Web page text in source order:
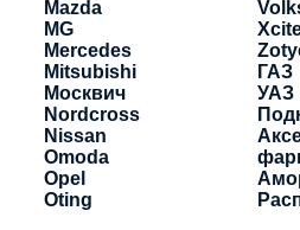
Mazda
MG
Mercedes
Mitsubishi
Москвич
Nordcross
Nissan
Omoda
Opel
Oting
ГАЗ
УАЗ